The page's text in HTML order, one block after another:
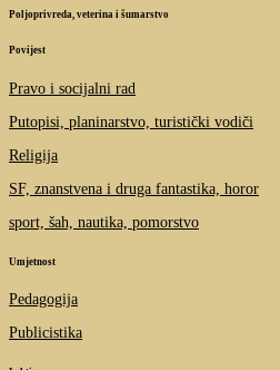
Poljoprivreda, veterina i šumarstvo
Povijest
Pravo i socijalni rad
Putopisi, planinarstvo, turistički vodiči
Religija
SF, znanstvena i druga fantastika, horor
sport, šah, nautika, pomorstvo
Umjetnost
Pedagogija
Publicistika